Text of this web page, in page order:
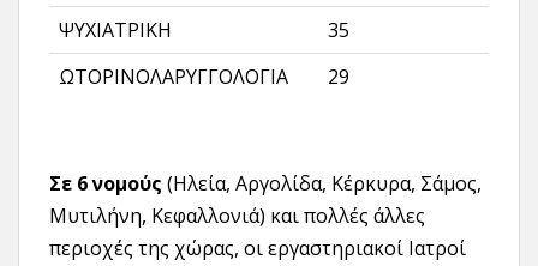
ΨΥΧΙΑΤΡΙΚΗ
35
ΩΤΟΡΙΝΟΛΑΡΥΓΓΟΛΟΓΙΑ
29
Σε 6 νομούς (Ηλεία, Αργολίδα, Κέρκυρα, Σάμος,
Μυτιλήνη, Κεφαλλονιά) και πολλές άλλες
περιοχές της χώρας, οι εργαστηριακοί Ιατροί